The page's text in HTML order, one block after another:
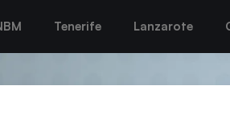
Tenerife Lanzarote
Puerto del